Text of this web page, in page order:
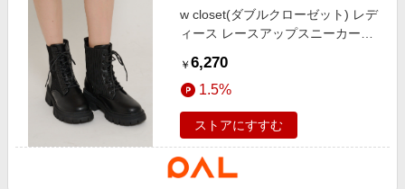
w closet(ダブルクローゼット) レデ
ィース レースアップスニーカーブ
￥ 6,270
1.5%
ストアにすすむ